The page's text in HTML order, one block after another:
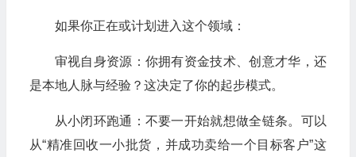
如果你正在或计划进入这个领域：
审视自身资源：你拥有资金技术、创意才华，还
是本地人脉与经验？这决定了你的起步模式。
从小闭环跑通：不要一开始就想做全链条。可以
从“精准回收一小批货，并成功卖给一个目标客户”这